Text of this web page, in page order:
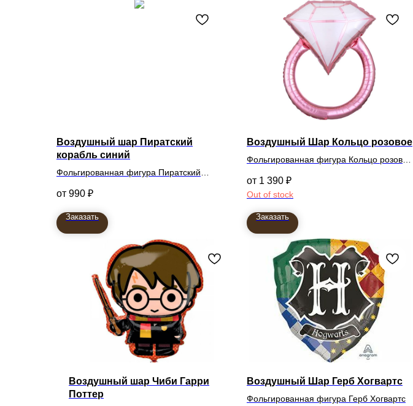
Воздушный шар Пиратский
корабль синий
Фольгированная фигура Пиратский
990 ₽
Заказать
Воздушный Шар Кольцо розовое
Фольгированная фигура Кольцо розовое
1 390 ₽
Out of stock
Заказать
Воздушный шар Чиби Гарри
Поттер
Воздушный Шар Герб Хогвартс
Фольгированная фигура Герб Хогвартс